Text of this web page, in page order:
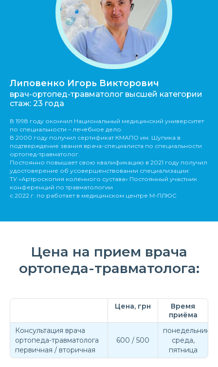
Липовенко Игорь Викторович
врач-ортопед-травматолог высшей категории
стаж: 23 года
В 1998 году окончил Национальный медицинский университет
по специальности – лечебное дело.
В 2000 году получил сертификат КМАПО им. Шупика в
подтверждение звания врача-специалиста по специальности
ортопед-травматолог.
Постоянно повышает свою квалификацию в 2021 году получил
удостоверение об усовершенствовании специализации:
ТУ «Артроскопия коленного сустава» Постоянный участник
конференций по травматологии
с 2022 г. по работает в медицинском центре М-ПЛЮС
Цена на прием врача
ортопеда-травматолога:
Цена, грн
Время
приёма
Консультация врача
ортопеда-травматолога
первичная / вторичная
600 / 500
понедельник,
среда,
пятница